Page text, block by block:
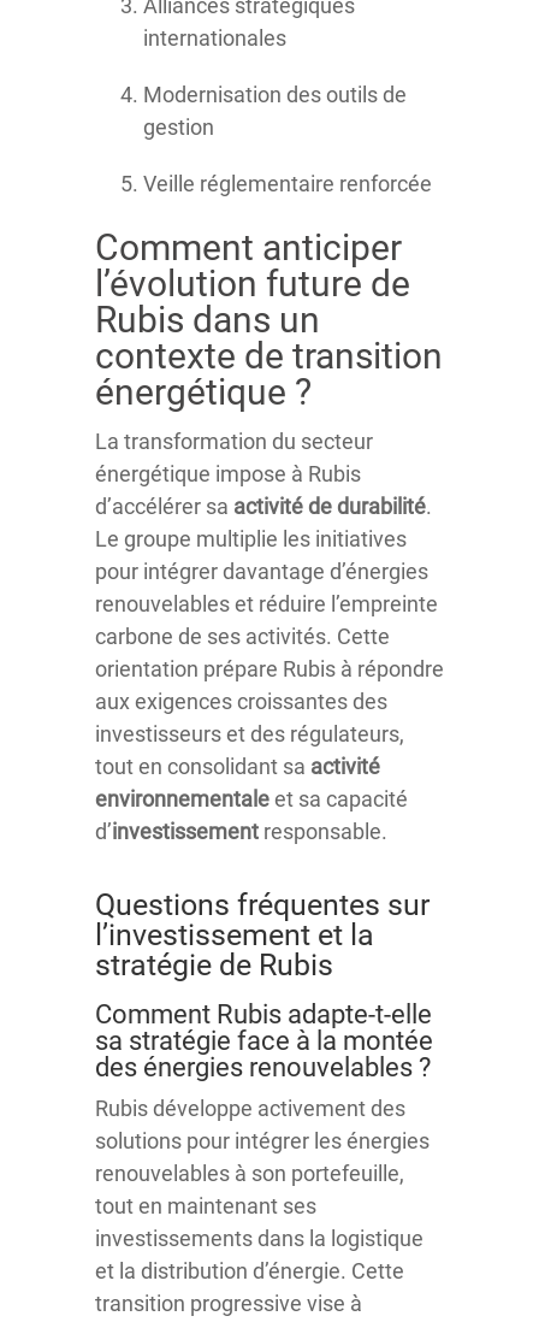
Alliances stratégiques
internationales
Modernisation des outils de
gestion
Veille réglementaire renforcée
Comment anticiper
l’évolution future de
Rubis dans un
contexte de transition
énergétique ?
La transformation du secteur
énergétique impose à Rubis
d’accélérer sa activité de durabilité.
Le groupe multiplie les initiatives
pour intégrer davantage d’énergies
renouvelables et réduire l’empreinte
carbone de ses activités. Cette
orientation prépare Rubis à répondre
aux exigences croissantes des
investisseurs et des régulateurs,
tout en consolidant sa activité
environnementaleet sa capacité
d’investissement responsable.
Questions fréquentes sur
l’investissement et la
stratégie de Rubis
Comment Rubis adapte-t-elle
sa stratégie face à la montée
des énergies renouvelables ?
Rubis développe activement des
solutions pour intégrer les énergies
renouvelables à son portefeuille,
tout en maintenant ses
investissements dans la logistique
et la distribution d’énergie. Cette
transition progressive vise à